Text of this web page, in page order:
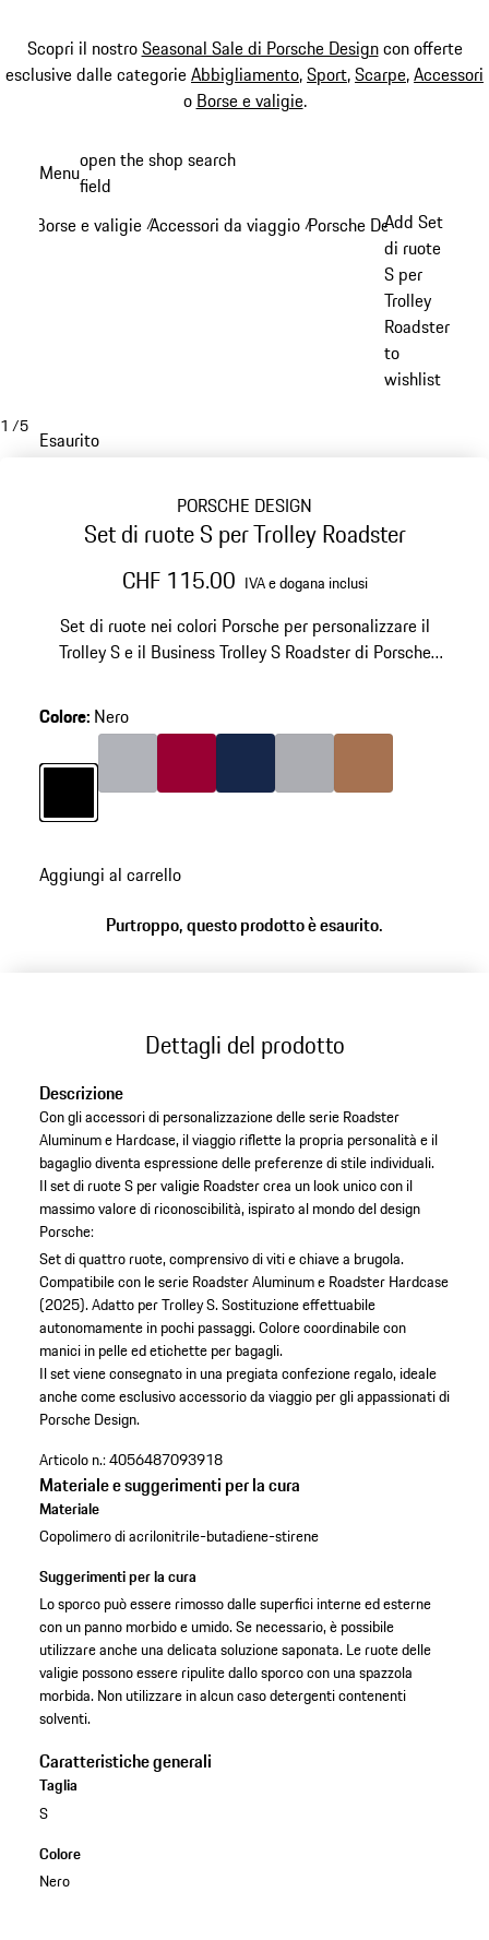
Scopri il nostroSeasonal Sale di Porsche Designcon offerte
esclusive dalle categorieAbbigliamento,Sport,Scarpe,Accessori
o Borse e valigie.
principale
Menuopen the shop search
field
Borse e valigie /Accessori da viaggio /Porsche Design
Add Set
di ruote
S per
Trolley
Roadster
to
wishlist
1 /5
Esaurito
PORSCHE DESIGN
Set di ruote S per Trolley Roadster
CHF 115.00 IVA e dogana inclusi
Set di ruote nei colori Porsche per personalizzare il
Trolley S e il Business Trolley S Roadster di Porsche
Colore: Nero
Argento
Colore Rosso Carminio
Colore Blu Scuro
Colore Grigio
Colore Cognac
Aggiungi al carrello
Purtroppo, questo prodotto è esaurito.
Dettagli del prodotto
Descrizione
Con gli accessori di personalizzazione delle serie Roadster
Aluminum e Hardcase, il viaggio riflette la propria personalità e il
bagaglio diventa espressione delle preferenze di stile individuali.
Il set di ruote S per valigie Roadster crea un look unico con il
massimo valore di riconoscibilità, ispirato al mondo del design
Porsche:
Set di quattro ruote, comprensivo di viti e chiave a brugola.
Compatibile con le serie Roadster Aluminum e Roadster Hardcase
(2025).Adatto per Trolley S.Sostituzione effettuabile
autonomamente in pochi passaggi.Colore coordinabile con
manici in pelle ed etichette per bagagli.
Il set viene consegnato in una pregiata confezione regalo, ideale
anche come esclusivo accessorio da viaggio per gli appassionati di
Porsche Design.
Articolo n.:4056487093918
Materiale e suggerimenti per la cura
Materiale
Copolimero di acrilonitrile-butadiene-stirene
Suggerimenti per la cura
Lo sporco può essere rimosso dalle superfici interne ed esterne
con un panno morbido e umido. Se necessario, è possibile
utilizzare anche una delicata soluzione saponata. Le ruote delle
valigie possono essere ripulite dallo sporco con una spazzola
morbida. Non utilizzare in alcun caso detergenti contenenti
solventi.
Caratteristiche generali
Taglia
S
Colore
Nero